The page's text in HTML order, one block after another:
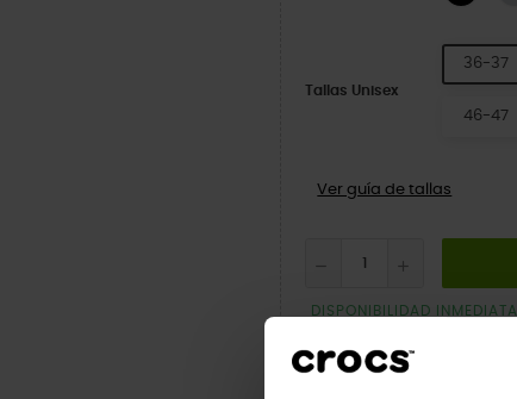
Tallas Unisex
36-37
46-47
Ver guía de tallas
DISPONIBILIDAD INMEDIATA